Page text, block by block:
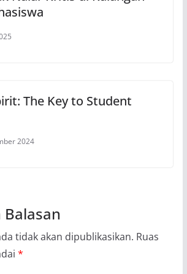
The Key to Student
2024
tidak akan dipublikasikan. Ruas
*